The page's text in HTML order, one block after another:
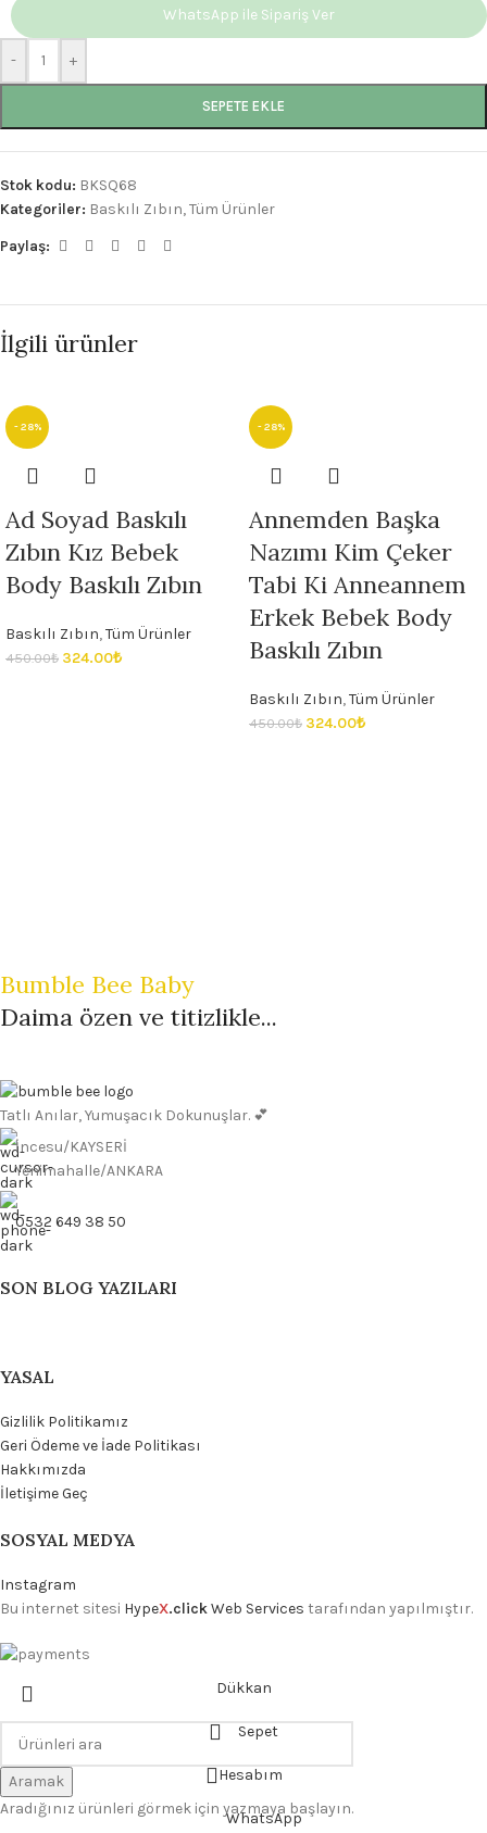
- +
SEPETE EKLE
WhatsApp ile Sipariş Ver
Stok kodu: BKSQ68
Kategoriler: Baskılı Zıbın,Tüm Ürünler
Paylaş:
İlgili ürünler
- 28%
Ad Soyad Baskılı
Zıbın Kız Bebek
Body Baskılı Zıbın
Baskılı Zıbın,Tüm Ürünler
450.00₺ 324.00₺
- 28%
Annemden Başka
Nazımı Kim Çeker
Tabi Ki Anneannem
Erkek Bebek Body
Baskılı Zıbın
Baskılı Zıbın,Tüm Ürünler
450.00₺ 324.00₺
Bumble Bee Baby
Daima özen ve titizlikle...
Tatlı Anılar, Yumuşacık Dokunuşlar. 💕
İncesu/KAYSERİ
Yenimahalle/ANKARA
0532 649 38 50
SON BLOG YAZILARI
YASAL
Gizlilik Politikamız
Geri Ödeme ve İade Politikası
Hakkımızda
İletişime Geç
SOSYAL MEDYA
Instagram
Bu internet sitesi HypeX.clickWeb Services tarafından yapılmıştır.
Aramak
Aradığınız ürünleri görmek için yazmaya başlayın.
Dükkan
Sepet
Hesabım
WhatsApp